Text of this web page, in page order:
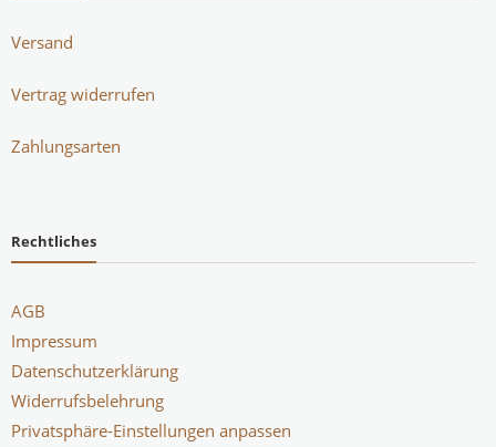
Versand
Vertrag widerrufen
Zahlungsarten
Rechtliches
AGB
Impressum
Datenschutzerklärung
Widerrufsbelehrung
Privatsphäre-Einstellungen anpassen